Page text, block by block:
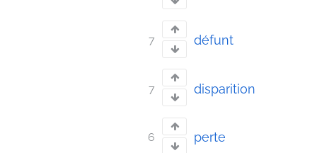
7 défunt
7 disparition
6 perte